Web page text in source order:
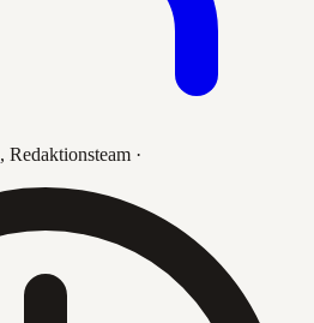
, Redaktionsteam ·